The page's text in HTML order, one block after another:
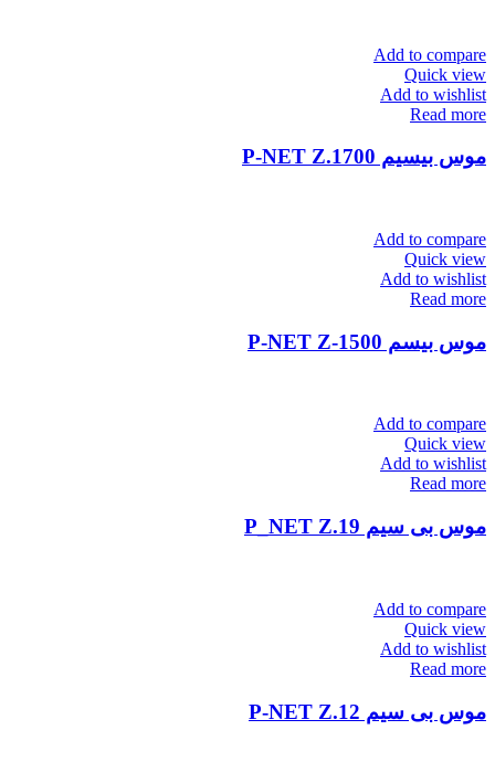
Add to compare
Quick view
Add to wishlist
Read more
موس بیسیم P-NET Z.1700
Add to compare
Quick view
Add to wishlist
Read more
موس بیسم P-NET Z-1500
Add to compare
Quick view
Add to wishlist
Read more
موس بی سیم P_NET Z.19
Add to compare
Quick view
Add to wishlist
Read more
موس بی سیم P-NET Z.12